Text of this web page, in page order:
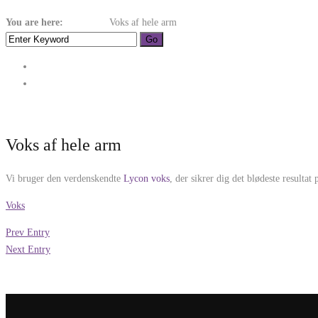
You are here: Voks af hele arm
Voks af hele arm
Vi bruger den verdenskendte Lycon voks, der sikrer dig det blødeste resultat
Voks
Prev Entry
Next Entry